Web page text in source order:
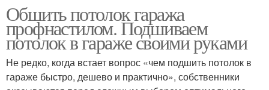
Обшить потолок гаража
профнастилом. Подшиваем
потолок в гараже своими руками
Не редко, когда встает вопрос «чем подшить потолок в
гараже быстро, дешево и практично», собственники